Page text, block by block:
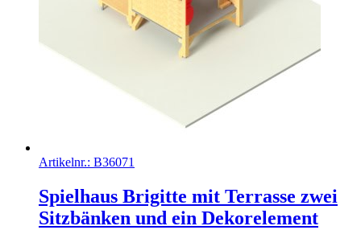
Artikelnr.: B36071
Spielhaus Brigitte mit Terrasse zwei
Sitzbänken und ein Dekorelement